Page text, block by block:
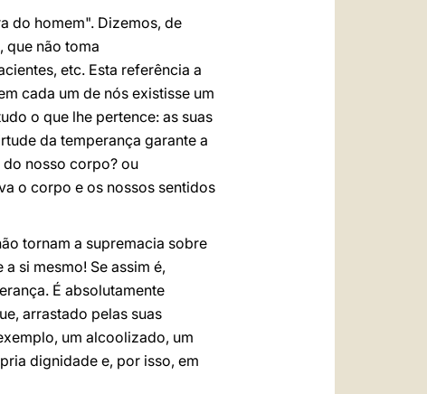
do homem". Dizemos, de
que não toma
etc. Esta referência a
cada um de nós existisse um
o que lhe pertence: as suas
da temperança garante a
nosso corpo? ou
o corpo e os nossos sentidos
tornam a supremacia sobre
si mesmo! Se assim é,
É absolutamente
arrastado pelas suas
um alcoolizado, um
dignidade e, por isso, em